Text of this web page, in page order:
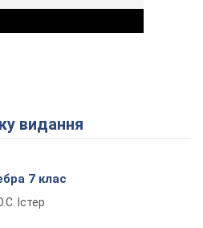
Play Video
видання
7 клас
Істер